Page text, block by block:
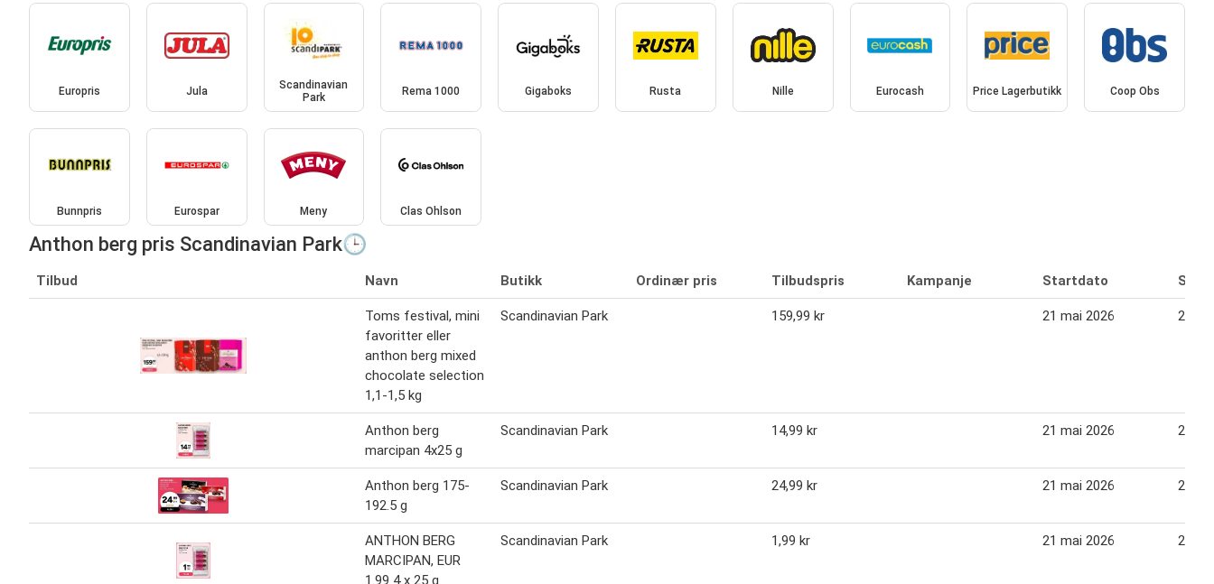
Europris Jula
Scandinavian
Park
Rema 1000 Gigaboks Rusta Nille Eurocash Price Lagerbutikk Coop Obs
Bunnpris Eurospar Meny Clas Ohlson
Anthon berg pris Scandinavian Park🕒
Tilbud Navn Butikk Ordinær pris Tilbudspris Kampanje Startdato
Toms festival, mini
favoritter eller
anthon berg mixed
chocolate selection
1,1-1,5 kg
Scandinavian Park 159,99 kr 21 mai 2026 24
Anthon berg
marcipan 4x25 g
Scandinavian Park 14,99 kr 21 mai 2026 24
Anthon berg 175-
192.5 g
Scandinavian Park 24,99 kr 21 mai 2026 24
ANTHON BERG
MARCIPAN, EUR
1.99 4 x 25 g
Scandinavian Park 1,99 kr 21 mai 2026 24